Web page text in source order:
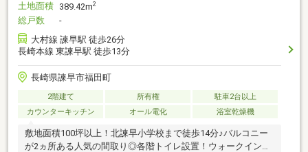
土地面積 389.42m2
総戸数
-
大村線 諫早駅 徒歩26分
長崎本線 東諫早駅 徒歩13分
長崎県諫早市福田町
2階建て 所有権
駐車2台以上
カウンターキッチン
オール電化 浴室乾燥機
敷地面積100坪以上！北諫早小学校まで徒歩14分♪バルコニー
が2ヵ所ある人気の間取り◎各階トイレ設置！ウォークインク